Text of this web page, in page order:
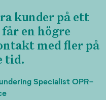
kunder på ett
en högre
med fler på
tid.
Specialist OPR-